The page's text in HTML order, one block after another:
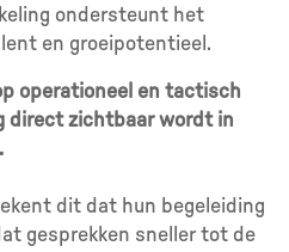
ondersteunt het
en groeipotentieel.
operationeel en tactisch
direct zichtbaar wordt in
dit dat hun begeleiding
gesprekken sneller tot de